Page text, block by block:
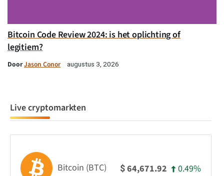
Bitcoin Code Review 2024: is het oplichting of
legitiem?
DoorJason Conor augustus 3, 2026
Live cryptomarkten
Bitcoin (BTC) $64,671.92 0.49%